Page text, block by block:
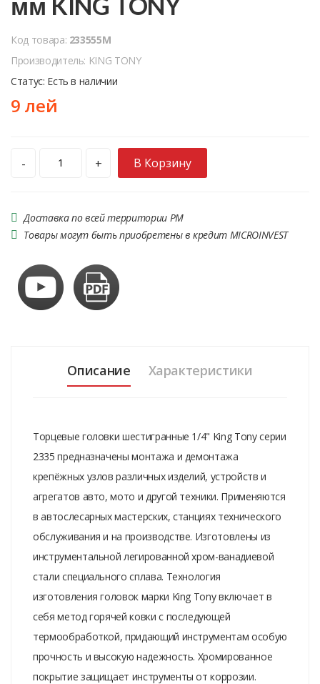
Код товара: 233555M
Производитель: KING TONY
Статус: Есть в наличии
9 лей
- + В Корзину
Доставка по всей территории РМ
Товары могут быть приобретены в кредит MICROINVEST
Описание Характеристики
Торцевые головки шестигранные 1/4" King Tony серии
2335 предназначены монтажа и демонтажа
крепёжных узлов различных изделий, устройств и
агрегатов авто, мото и другой техники. Применяются
в автослесарных мастерских, станциях технического
обслуживания и на производстве. Изготовлены из
инструментальной легированной хром-ванадиевой
стали специального сплава. Технология
изготовления головок марки King Tony включает в
себя метод горячей ковки с последующей
термообработкой, придающий инструментам особую
прочность и высокую надежность. Хромированное
покрытие защищает инструменты от коррозии.